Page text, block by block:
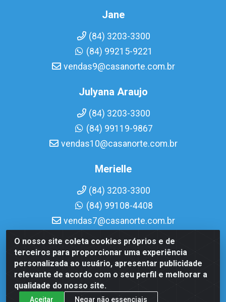
O nosso site coleta cookies próprios e de
terceiros para proporcionar uma experiência
personalizada ao usuário, apresentar publicidade
relevante de acordo com o seu perfil e melhorar a
qualidade do nosso site.
Aceitar Negar não essenciais
Jane
(84) 3203-3300
(84) 99215-9221
vendas9@casanorte.com.br
Julyana Araujo
(84) 3203-3300
(84) 99119-9867
vendas10@casanorte.com.br
Merielle
(84) 3203-3300
(84) 99108-4408
vendas7@casanorte.com.br
Casa Norte LTDA - Av. Interventor Mário Câmara, 1815 -
Dix-Sept Rosado, Natal/RN - CEP 59054-600 - CNPJ
08.713.513/0001-51